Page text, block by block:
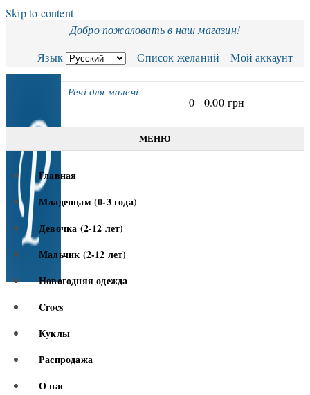
Skip to content
Добро пожаловать в наш магазин!
Язык
Список желаний Мой аккаунт
Речі для малечі
0 -0.00 грн
МЕНЮ
Главная
Младенцам (0-3 года)
Девочка (2-12 лет)
Мальчик (2-12 лет)
Новогодняя одежда
Crocs
Куклы
Распродажа
О нас